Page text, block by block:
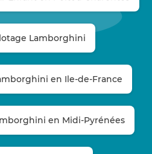
Lamborghini
en Ile-de-France
en Midi-Pyrénées